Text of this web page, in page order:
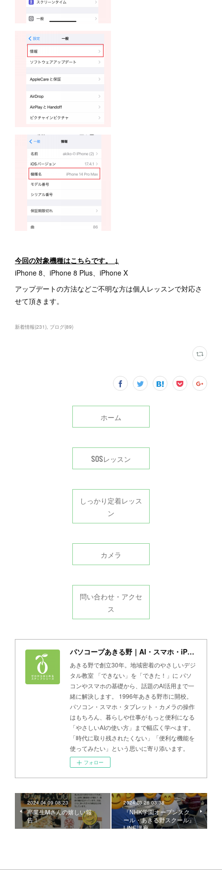
今回の対象機種はこちらです。 ↓
iPhone 8、iPhone 8 Plus、iPhone X
アップデートの方法などご不明な方は個人レッスンで対応さ
せて頂きます。
新着情報(231) ブログ(89)
ホーム
SOSレッスン
しっかり定着レッス
ン
カメラ
問い合わせ・アクセ
ス
パソコープあきる野｜AI・スマホ・iPad・パソコン教室
あきる野で創立30年。地域密着のやさしいデジ
タル教室 「できない」を「できた！」に パソ
コンやスマホの基礎から、話題のAI活用まで一
緒に解決します。 1996年あきる野市に開校。
パソコン・スマホ・タブレット・カメラの操作
はもちろん、暮らしや仕事がもっと便利になる
「やさしいAIの使い方」まで幅広く学べます。
「時代に取り残されたくない」「便利な機能を
使ってみたい」という思いに寄り添います。
フォロー
2024.04.09 08:23
卒業生Mさんの嬉しい報
告！
2024.03.28 03:38
『NHK学園オープンスク
ール・あきる野スクール』
LINE講座